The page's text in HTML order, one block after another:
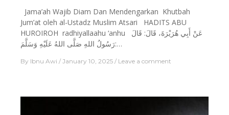
Jama’ah Wajib Diam Dan Mendengarkan Khutbah
Jum’at oleh al-Ustadz Muslim Atsari HADITS ABU
HUROIROH radhiyallaahu ‘anhu عَنْ أَبِي هُرَيْرَةَ، قَالَ: قَالَ
رَسُولُ اللهِ صَلَّى اللهُ عَلَيْهِ وَسَلَّمَ:…
By Ibnu Awi January 10, 2025 Leave a comment